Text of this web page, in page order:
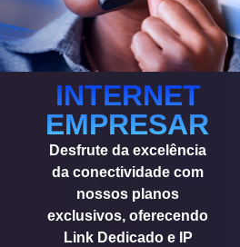
INTERNET
Desfrute da excelência
da conectividade com
nossos planos
exclusivos, oferecendo
Link Dedicado e IP